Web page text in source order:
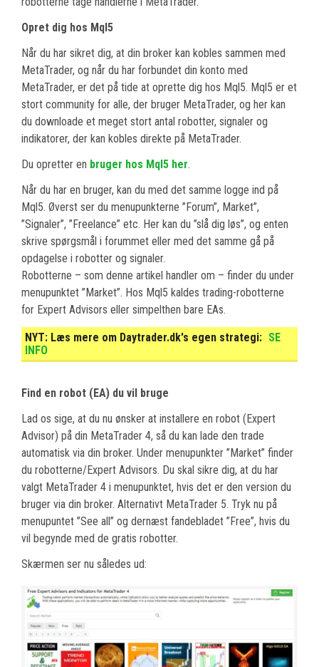
Opret dig hos Mql5
Når du har sikret dig, at din broker kan kobles sammen med
MetaTrader, og når du har forbundet din konto med
MetaTrader, er det på tide at oprette dig hos Mql5. Mql5 er et
stort community for alle, der bruger MetaTrader, og her kan
du downloade et meget stort antal robotter, signaler og
indikatorer, der kan kobles direkte på MetaTrader.
Du opretter en bruger hos Mql5 her.
Når du har en bruger, kan du med det samme logge ind på
Mql5. Øverst ser du menupunkterne ”Forum”, Market”,
”Signaler”, ”Freelance” etc. Her kan du ”slå dig løs”, og enten
skrive spørgsmål i forummet eller med det samme gå på
opdagelse i robotter og signaler.
Robotterne – som denne artikel handler om – finder du under
menupunktet ”Market”. Hos Mql5 kaldes trading-robotterne
for Expert Advisors eller simpelthen bare EAs.
NYT: Læs mere om Daytrader.dk's egen strategi: SE
INFO
Find en robot (EA) du vil bruge
Lad os sige, at du nu ønsker at installere en robot (Expert
Advisor) på din MetaTrader 4, så du kan lade den trade
automatisk via din broker. Under menupunkter ”Market” finder
du robotterne/Expert Advisors. Du skal sikre dig, at du har
valgt MetaTrader 4 i menupunktet, hvis det er den version du
bruger via din broker. Alternativt MetaTrader 5. Tryk nu på
menupuntet ”See all” og dernæst fandebladet ”Free”, hvis du
vil begynde med de gratis robotter.
Skærmen ser nu således ud: